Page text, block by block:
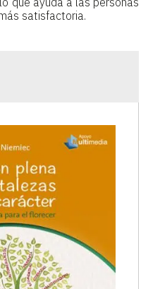
satisfactoria.